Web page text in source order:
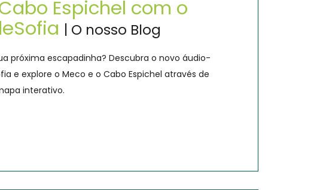
Espichel com o
| O nosso Blog
próxima escapadinha? Descubra o novo áudio-
e explore o Meco e o Cabo Espichel através de
interativo.